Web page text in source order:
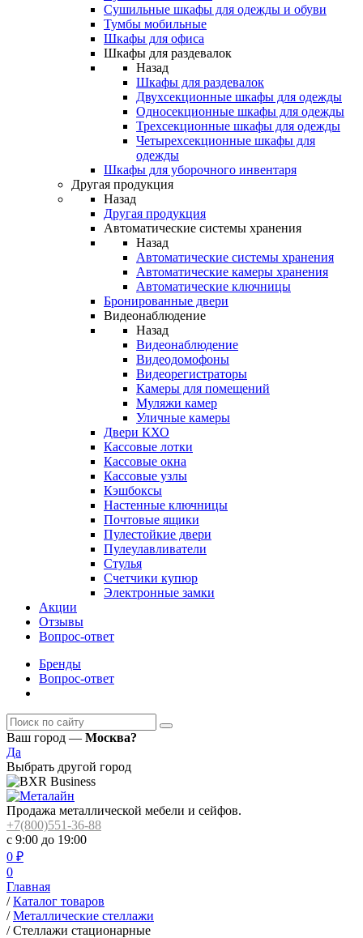
Сушильные шкафы для одежды и обуви
Тумбы мобильные
Шкафы для офиса
Шкафы для раздевалок
Назад
Шкафы для раздевалок
Двухсекционные шкафы для одежды
Односекционные шкафы для одежды
Трехсекционные шкафы для одежды
Четырехсекционные шкафы для
одежды
Шкафы для уборочного инвентаря
Другая продукция
Назад
Другая продукция
Автоматические системы хранения
Назад
Автоматические системы хранения
Автоматические камеры хранения
Автоматические ключницы
Бронированные двери
Видеонаблюдение
Назад
Видеонаблюдение
Видеодомофоны
Видеорегистраторы
Камеры для помещений
Муляжи камер
Уличные камеры
Двери КХО
Кассовые лотки
Кассовые окна
Кассовые узлы
Кэшбоксы
Настенные ключницы
Почтовые ящики
Пулестойкие двери
Пулеулавливатели
Стулья
Счетчики купюр
Электронные замки
Акции
Отзывы
Вопрос-ответ
Бренды
Вопрос-ответ
Ваш город — Москва?
Да
Выбрать другой город
Продажа металлической мебели и сейфов.
+7(800)551-36-88
с 9:00 до 19:00
0 ₽
0
Главная
/ Каталог товаров
/ Металлические стеллажи
/ Стеллажи стационарные